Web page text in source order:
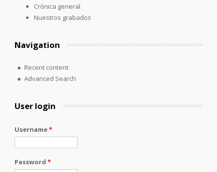
Crónica general
Nuestros grabados
Navigation
Recent content
Advanced Search
User login
Username*
Password *